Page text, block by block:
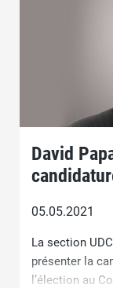
David
05.05.2021
La section
présenter la
l’élection au